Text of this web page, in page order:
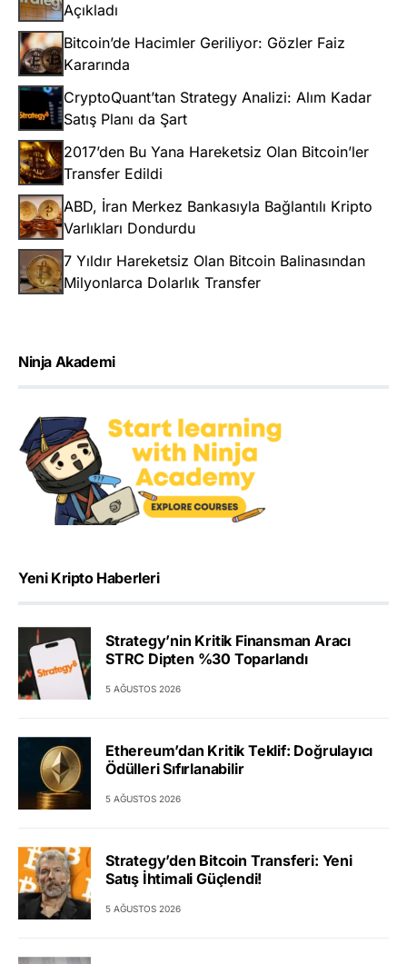
Açıkladı
Bitcoin’de Hacimler Geriliyor: Gözler Faiz
Kararında
CryptoQuant’tan Strategy Analizi: Alım Kadar
Satış Planı da Şart
2017’den Bu Yana Hareketsiz Olan Bitcoin’ler
Transfer Edildi
ABD, İran Merkez Bankasıyla Bağlantılı Kripto
Varlıkları Dondurdu
7 Yıldır Hareketsiz Olan Bitcoin Balinasından
Milyonlarca Dolarlık Transfer
Ninja Akademi
Yeni Kripto Haberleri
Strategy’nin Kritik Finansman Aracı
STRC Dipten %30 Toparlandı
5 AĞUSTOS 2026
Ethereum’dan Kritik Teklif: Doğrulayıcı
Ödülleri Sıfırlanabilir
5 AĞUSTOS 2026
Strategy’den Bitcoin Transferi: Yeni
Satış İhtimali Güçlendi!
5 AĞUSTOS 2026